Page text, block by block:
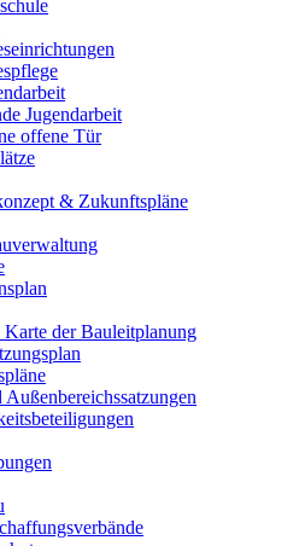
Jugendarbeit
offene Tür
& Zukunftspläne
der Bauleitplanung
Außenbereichssatzungen